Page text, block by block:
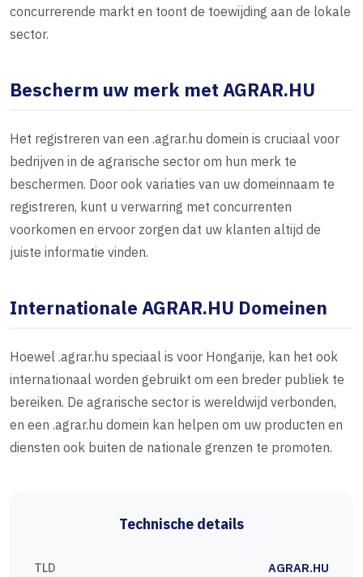
concurrerende markt en toont de toewijding aan de lokale
sector.
Bescherm uw merk met AGRAR.HU
Het registreren van een .agrar.hu domein is cruciaal voor
bedrijven in de agrarische sector om hun merk te
beschermen. Door ook variaties van uw domeinnaam te
registreren, kunt u verwarring met concurrenten
voorkomen en ervoor zorgen dat uw klanten altijd de
juiste informatie vinden.
Internationale AGRAR.HU Domeinen
Hoewel .agrar.hu speciaal is voor Hongarije, kan het ook
internationaal worden gebruikt om een breder publiek te
bereiken. De agrarische sector is wereldwijd verbonden,
en een .agrar.hu domein kan helpen om uw producten en
diensten ook buiten de nationale grenzen te promoten.
Technische details
TLD AGRAR.HU